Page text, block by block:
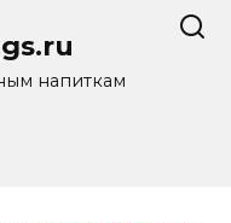
напиткам